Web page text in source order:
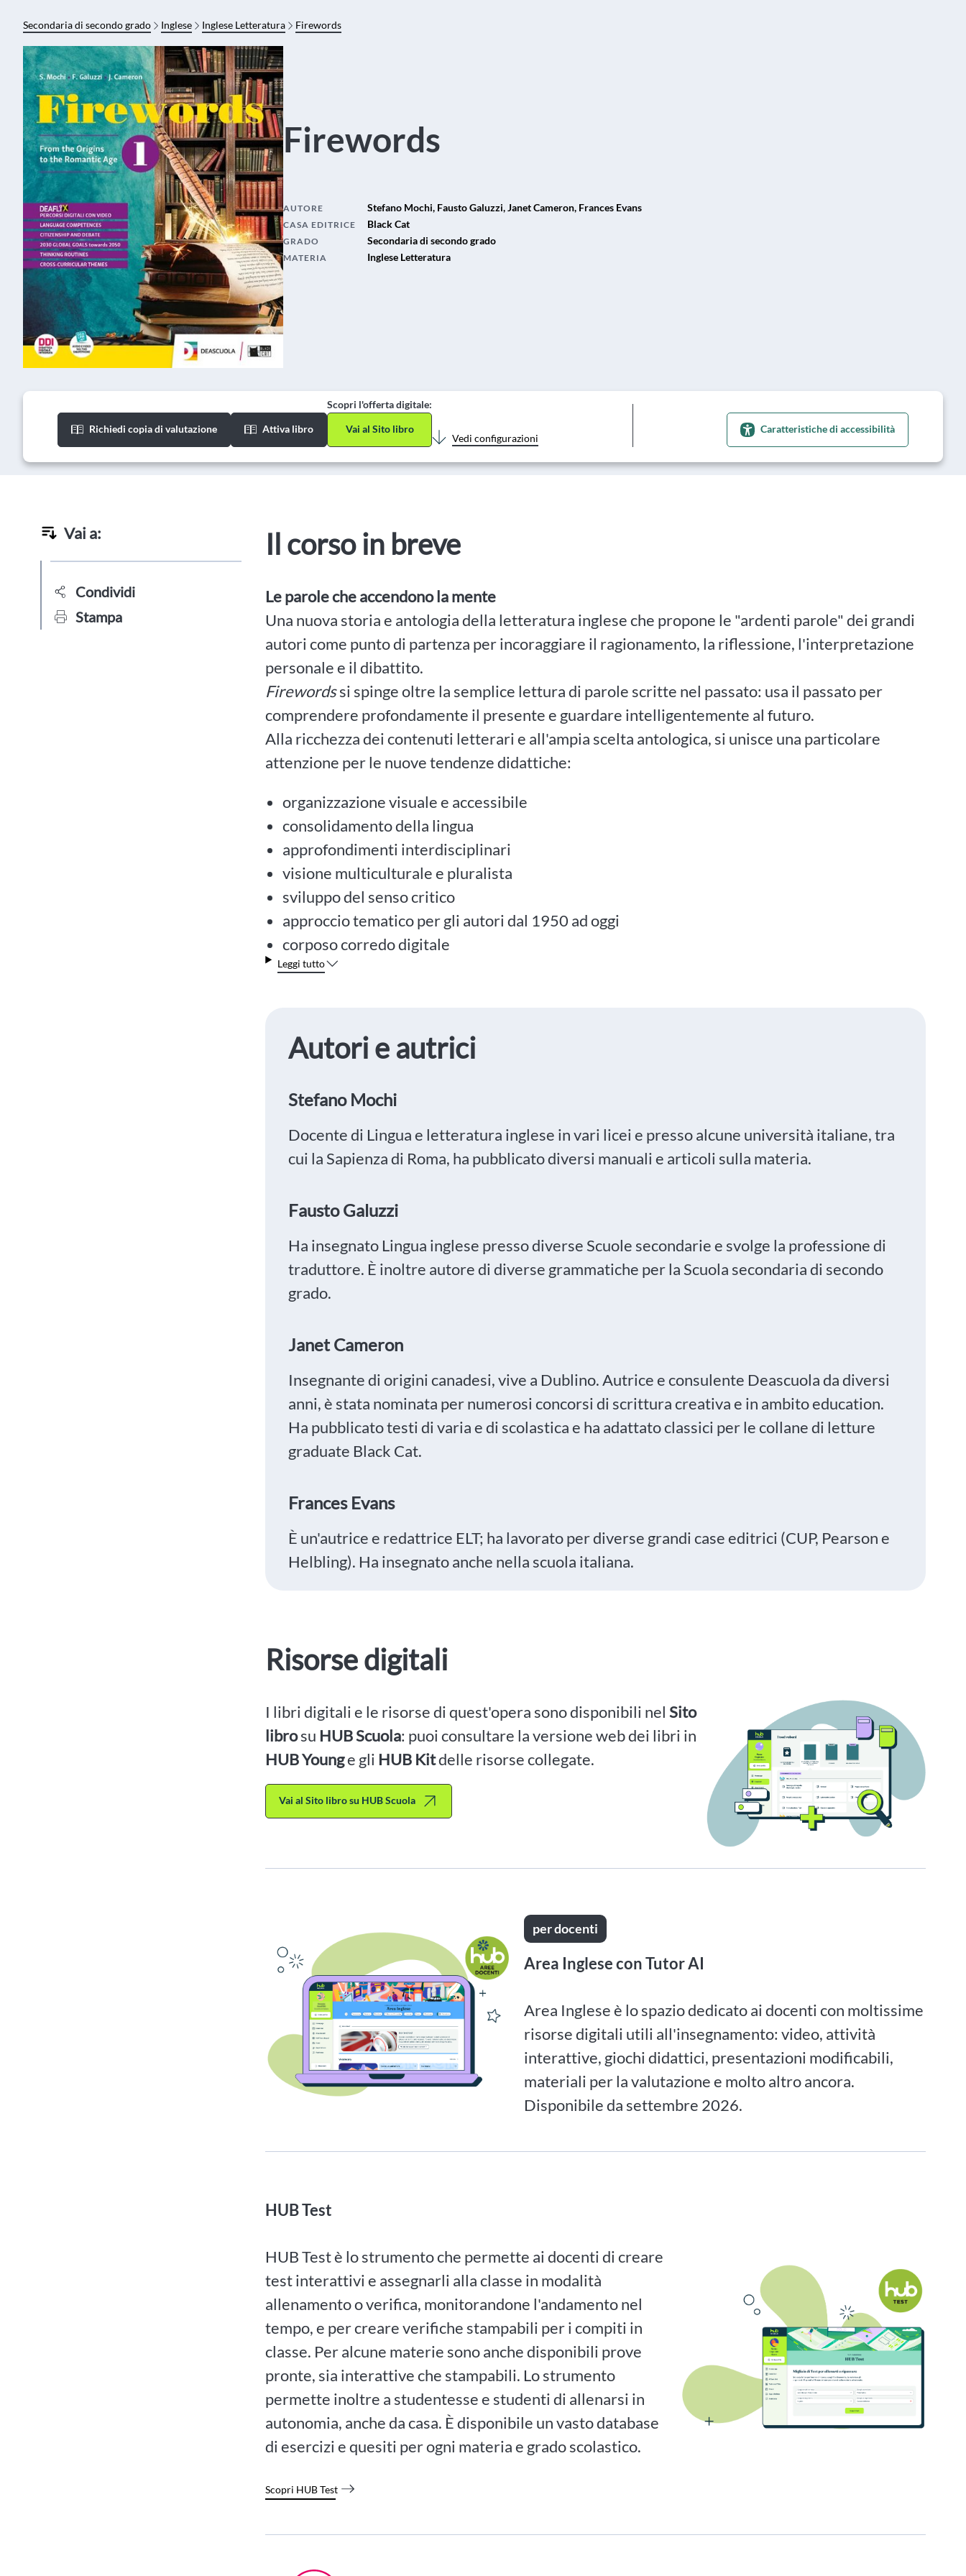
Secondaria di secondo grado Inglese Inglese Letteratura Firewords
Firewords
AUTORE Stefano Mochi, Fausto Galuzzi, Janet Cameron, Frances Evans
CASA EDITRICE Black Cat
GRADO Secondaria di secondo grado
MATERIA Inglese Letteratura
Richiedi copia di valutazione Attiva libro
Scopri l'offerta digitale:
Vai al Sito libro
Vedi configurazioni
Caratteristiche di accessibilità
Vai a:
Condividi
Stampa
Il corso in breve
Le parole che accendono la mente
Una nuova storia e antologia della letteratura inglese che propone le "ardenti parole" dei grandi
autori come punto di partenza per incoraggiare il ragionamento, la riflessione, l'interpretazione
personale e il dibattito.
Firewordssi spinge oltre la semplice lettura di parole scritte nel passato: usa il passato per
comprendere profondamente il presente e guardare intelligentemente al futuro.
Alla ricchezza dei contenuti letterari e all'ampia scelta antologica, si unisce una particolare
attenzione per le nuove tendenze didattiche:
organizzazione visuale e accessibile
consolidamento della lingua
approfondimenti interdisciplinari
visione multiculturale e pluralista
sviluppo del senso critico
approccio tematico per gli autori dal 1950 ad oggi
corposo corredo digitale
Leggi tutto
Autori e autrici
Stefano Mochi
Docente di Lingua e letteratura inglese in vari licei e presso alcune università italiane, tra
cui la Sapienza di Roma, ha pubblicato diversi manuali e articoli sulla materia.
Fausto Galuzzi
Ha insegnato Lingua inglese presso diverse Scuole secondarie e svolge la professione di
traduttore. È inoltre autore di diverse grammatiche per la Scuola secondaria di secondo
grado.
Janet Cameron
Insegnante di origini canadesi, vive a Dublino. Autrice e consulente Deascuola da diversi
anni, è stata nominata per numerosi concorsi di scrittura creativa e in ambito education.
Ha pubblicato testi di varia e di scolastica e ha adattato classici per le collane di letture
graduate Black Cat.
Frances Evans
È un'autrice e redattrice ELT; ha lavorato per diverse grandi case editrici (CUP, Pearson e
Helbling). Ha insegnato anche nella scuola italiana.
Risorse digitali
I libri digitali e le risorse di quest'opera sono disponibili nelSito
librosu HUB Scuola: puoi consultare la versione web dei libri in
HUB Younge gli HUB Kitdelle risorse collegate.
Vai al Sito libro su HUB Scuola
per docenti
Area Inglese con Tutor AI
Area Inglese è lo spazio dedicato ai docenti con moltissime
risorse digitali utili all'insegnamento: video, attività
interattive, giochi didattici, presentazioni modificabili,
materiali per la valutazione e molto altro ancora.
Disponibile da settembre 2026.
HUB Test
HUB Test è lo strumento che permette ai docenti di creare
test interattivi e assegnarli alla classe in modalità
allenamento o verifica, monitorandone l'andamento nel
tempo, e per creare verifiche stampabili per i compiti in
classe. Per alcune materie sono anche disponibili prove
pronte, sia interattive che stampabili. Lo strumento
permette inoltre a studentesse e studenti di allenarsi in
autonomia, anche da casa. È disponibile un vasto database
di esercizi e quesiti per ogni materia e grado scolastico.
Scopri HUB Test